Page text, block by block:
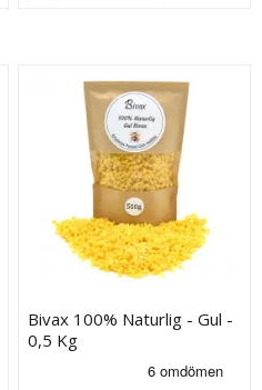
Bivax 100% Naturlig - Gul -
0,5 Kg